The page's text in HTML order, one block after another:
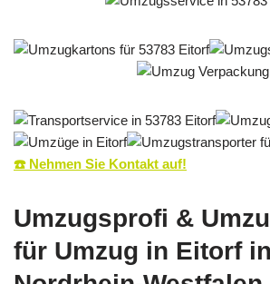
☎️ Nehmen Sie Kontakt auf!
Umzugsprofi &
für Umzug in Eitorf in